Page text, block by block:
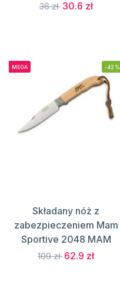
36 zł 30.6 zł
MEGA -42%
Składany nóż z
zabezpieczeniem Mam
Sportive 2048 MAM
109 zł 62.9 zł